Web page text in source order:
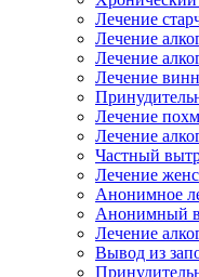
Лечение
Лечение
Лечение
Лечение
Лечение
Лечение
Частный
Лечение
Анонимное
Анонимный
Лечение
Вывод из